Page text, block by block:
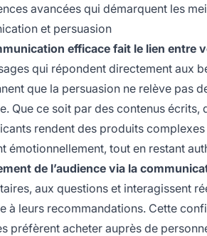
avancées qui démarquent les
et persuasion
efficace fait le lien entre
qui répondent directement aux
que la persuasion ne relève pas
Que ce soit par des contenus
rendent des produits
émotionnellement, tout en restant
de l’audience via la
aux questions et interagissent
à leurs recommandations. Cette
préfèrent acheter auprès de